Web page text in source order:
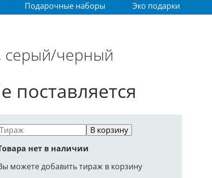
Подарочные наборы Эко подарки
серый/черный
поставляется
В корзину
нет в наличии
можете добавить тираж в корзину